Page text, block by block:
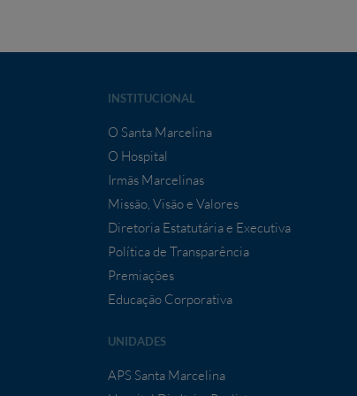
INSTITUCIONAL
O Santa Marcelina
O Hospital
Irmãs Marcelinas
Missão, Visão e Valores
Diretoria Estatutária e Executiva
Política de Transparência
Premiações
Educação Corporativa
UNIDADES
APS Santa Marcelina